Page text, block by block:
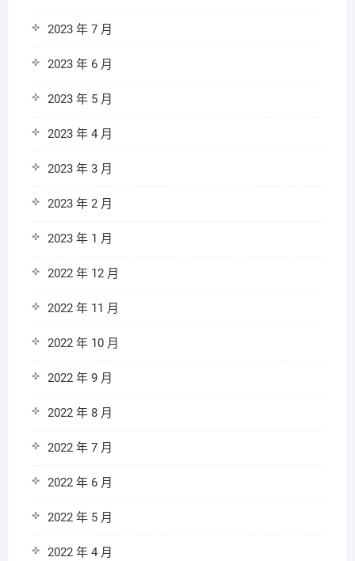
2023 年 7 月
2023 年 6 月
2023 年 5 月
2023 年 4 月
2023 年 3 月
2023 年 2 月
2023 年 1 月
2022 年 12 月
2022 年 11 月
2022 年 10 月
2022 年 9 月
2022 年 8 月
2022 年 7 月
2022 年 6 月
2022 年 5 月
2022 年 4 月